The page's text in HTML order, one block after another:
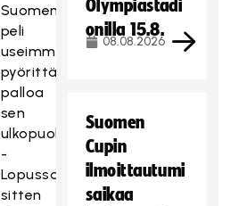
Suomen
peli
useimmiten
pyörittämään
palloa
sen
ulkopuolella.
-
Lopussa
sitten
Olympiastadi
onilla 15.8.
08.08.2026
Suomen
Cupin
ilmoittautumi
saikaa